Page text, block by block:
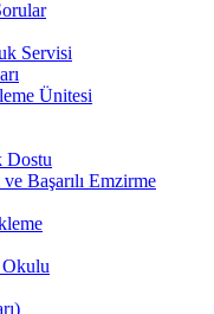
Servisi
Ünitesi
Dostu
Başarılı Emzirme